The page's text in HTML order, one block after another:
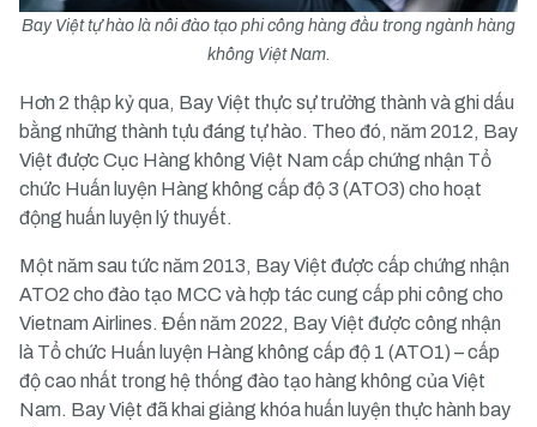
Bay Việt tự hào là nôi đào tạo phi công hàng đầu trong ngành hàng
không Việt Nam.
Hơn 2 thập kỷ qua, Bay Việt thực sự trưởng thành và ghi dấu
bằng những thành tựu đáng tự hào. Theo đó, năm 2012, Bay
Việt được Cục Hàng không Việt Nam cấp chứng nhận Tổ
chức Huấn luyện Hàng không cấp độ 3 (ATO3) cho hoạt
động huấn luyện lý thuyết.
Một năm sau tức năm 2013, Bay Việt được cấp chứng nhận
ATO2 cho đào tạo MCC và hợp tác cung cấp phi công cho
Vietnam Airlines. Đến năm 2022, Bay Việt được công nhận
là Tổ chức Huấn luyện Hàng không cấp độ 1 (ATO1) – cấp
độ cao nhất trong hệ thống đào tạo hàng không của Việt
Nam. Bay Việt đã khai giảng khóa huấn luyện thực hành bay